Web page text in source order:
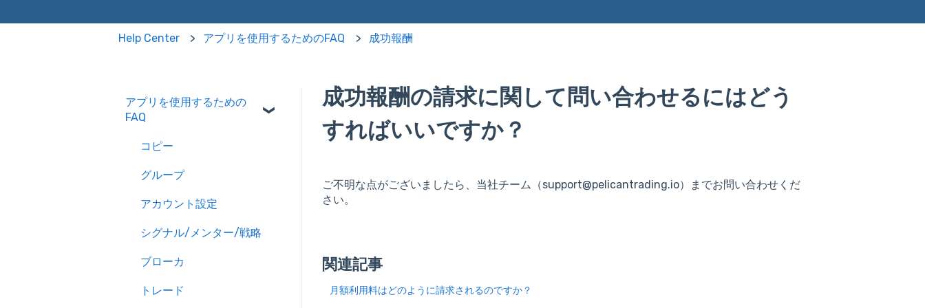
Help Center アプリを使用するためのFAQ 成功報酬
成功報酬の請求に関して問い合わせるにはどう
すればいいですか？
ご不明な点がございましたら、当社チーム（support@pelicantrading.io）までお問い合わせくだ
さい。
関連記事
月額利用料はどのように請求されるのですか？
アプリを使用するための
FAQ
コピー
グループ
アカウント設定
シグナル/メンター/戦略
ブローカ
トレード